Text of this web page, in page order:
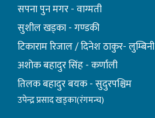
सपना पुन मगर - वाग्मती
सुशील खड्का - गण्डकी
टिकाराम रिजाल / दिनेश ठाकुर- लुम्बिनी
अशाेक बहादुर सिंह - कर्णाली
तिलक बहादुर बयक - सुदुरपश्चिम
उपेन्द्र प्रसाद खड्का(रंगमन्च)